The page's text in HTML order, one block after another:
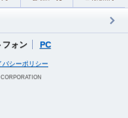
フォン PC
バシーポリシー